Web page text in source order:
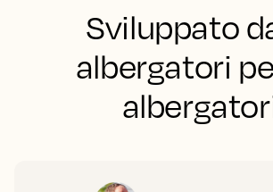
Sviluppato
albergatori